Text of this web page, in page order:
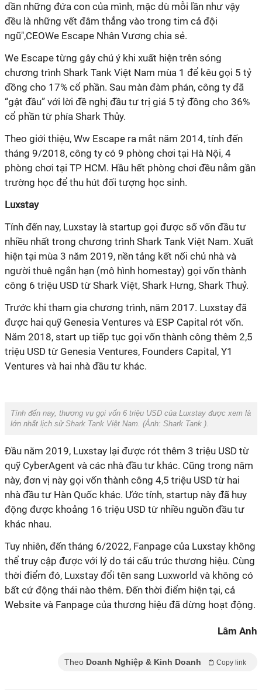
dần những đứa con của mình, mặc dù mỗi lần như vậy
đều là những vết đâm thẳng vào trong tim cả đội
ngũ",CEOWe Escape Nhân Vương chia sẻ.
We Escape từng gây chú ý khi xuất hiện trên sóng
chương trình Shark Tank Việt Nam mùa 1 để kêu gọi 5 tỷ
đồng cho 17% cổ phần. Sau màn đàm phán, công ty đã
“gật đầu” với lời đề nghị đầu tư trị giá 5 tỷ đồng cho 36%
cổ phần từ phía Shark Thủy.
Theo giới thiệu, Ww Escape ra mắt năm 2014, tính đến
tháng 9/2018, công ty có 9 phòng chơi tại Hà Nội, 4
phòng chơi tại TP HCM. Hầu hết phòng chơi đều nằm gần
trường học để thu hút đối tượng học sinh.
Luxstay
Tính đến nay, Luxstay là startup gọi được số vốn đầu tư
nhiều nhất trong chương trình Shark Tank Việt Nam. Xuất
hiện tại mùa 3 năm 2019, nền tảng kết nối chủ nhà và
người thuê ngắn hạn (mô hình homestay) gọi vốn thành
công 6 triệu USD từ Shark Việt, Shark Hưng, Shark Thuỷ.
Trước khi tham gia chương trình, năm 2017. Luxstay đã
được hai quỹ Genesia Ventures và ESP Capital rót vốn.
Năm 2018, start up tiếp tục gọi vốn thành công thêm 2,5
triệu USD từ Genesia Ventures, Founders Capital, Y1
Ventures và hai nhà đầu tư khác.
Tính đến nay, thương vụ gọi vốn 6 triệu USD của Luxstay được xem là
lớn nhất lịch sử Shark Tank Việt Nam. (Ảnh: Shark Tank ).
Đầu năm 2019, Luxstay lại được rót thêm 3 triệu USD từ
quỹ CyberAgent và các nhà đầu tư khác. Cũng trong năm
này, đơn vị này gọi vốn thành công 4,5 triệu USD từ hai
nhà đầu tư Hàn Quốc khác. Ước tính, startup này đã huy
động được khoảng 16 triệu USD từ nhiều nguồn đầu tư
khác nhau.
Tuy nhiên, đến tháng 6/2022, Fanpage của Luxstay không
thể truy cập được với lý do tái cấu trúc thương hiệu. Cùng
thời điểm đó, Luxstay đổi tên sang Luxworld và không có
bất cứ động thái nào thêm. Đến thời điểm hiện tại, cả
Website và Fanpage của thương hiệu đã dừng hoạt động.
Lâm Anh
Theo Doanh Nghiệp & Kinh Doanh Copy link